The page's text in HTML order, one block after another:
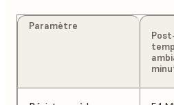
Paramètre